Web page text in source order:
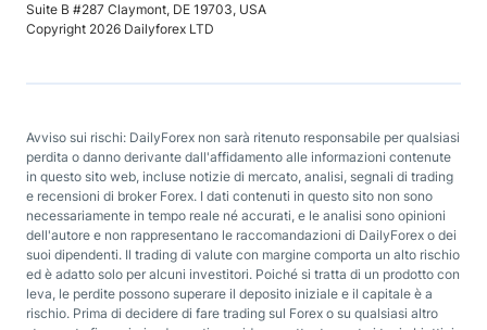
Suite B #287 Claymont, DE 19703, USA
Copyright 2026 Dailyforex LTD
Avviso sui rischi: DailyForex non sarà ritenuto responsabile per qualsiasi
perdita o danno derivante dall'affidamento alle informazioni contenute
in questo sito web, incluse notizie di mercato, analisi, segnali di trading
e recensioni di broker Forex. I dati contenuti in questo sito non sono
necessariamente in tempo reale né accurati, e le analisi sono opinioni
dell'autore e non rappresentano le raccomandazioni di DailyForex o dei
suoi dipendenti. Il trading di valute con margine comporta un alto rischio
ed è adatto solo per alcuni investitori. Poiché si tratta di un prodotto con
leva, le perdite possono superare il deposito iniziale e il capitale è a
rischio. Prima di decidere di fare trading sul Forex o su qualsiasi altro